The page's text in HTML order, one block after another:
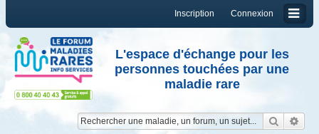
Connexion
Inscription
L'espace d'échange pour les
personnes touchées par une
maladie rare